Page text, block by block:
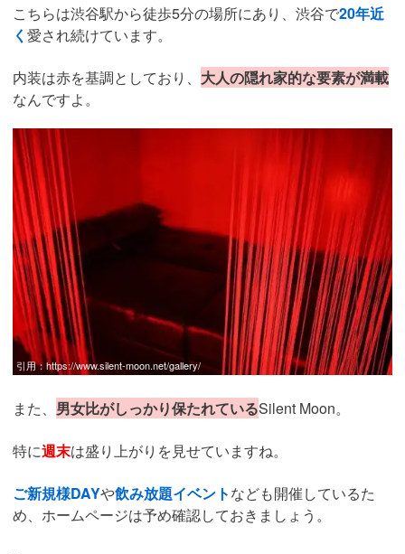
こちらは渋谷駅から徒歩5分の場所にあり、渋谷で20年近
く 愛され続けています。
内装は赤を基調としており、 大人の隠れ家的な要素が満載
なんですよ。
引用： https://www.silent-moon.net/gallery/
また、 男女比がしっかり保たれているSilent Moon。
特に週末は盛り上がりを見せていますね。
ご新規様DAYや飲み放題イベントなども開催しているた
め、ホームページは予め確認しておきましょう。